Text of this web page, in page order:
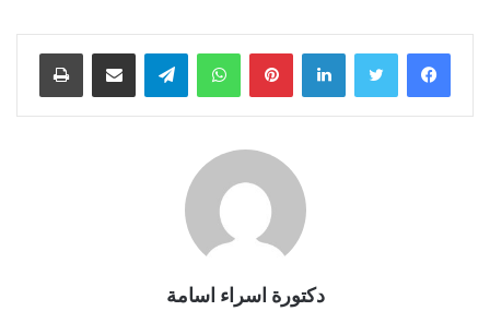
فيسبوك تويتر لينكدإن بينتيريستواتساب تيلقرام مشاركة عبر البريد طباعة
دكتورة اسراء اسامة